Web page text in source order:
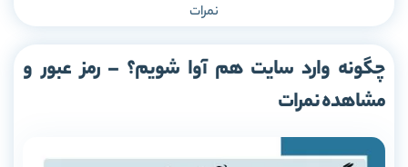
نمرات
چگونه وارد سایت هم آوا شویم؟ – رمز عبور و
مشاهده نمرات